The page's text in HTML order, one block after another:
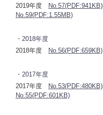
2019年度
No.57(PDF:941KB)
No.59(PDF:1.55MB)
・2018年度
2018年度
No.56(PDF:659KB)
・2017年度
2017年度
No.53(PDF:480KB)
No.55(PDF:601KB)